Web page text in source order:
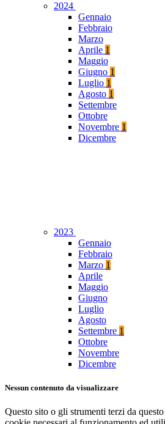
2024
Gennaio
Febbraio
Marzo
Aprile 1
Maggio
Giugno 1
Luglio 1
Agosto 1
Settembre
Ottobre
Novembre 1
Dicembre
2023
Gennaio
Febbraio
Marzo 1
Aprile
Maggio
Giugno
Luglio
Agosto
Settembre 1
Ottobre
Novembre
Dicembre
Nessun contenuto da visualizzare
Questo sito o gli strumenti terzi da